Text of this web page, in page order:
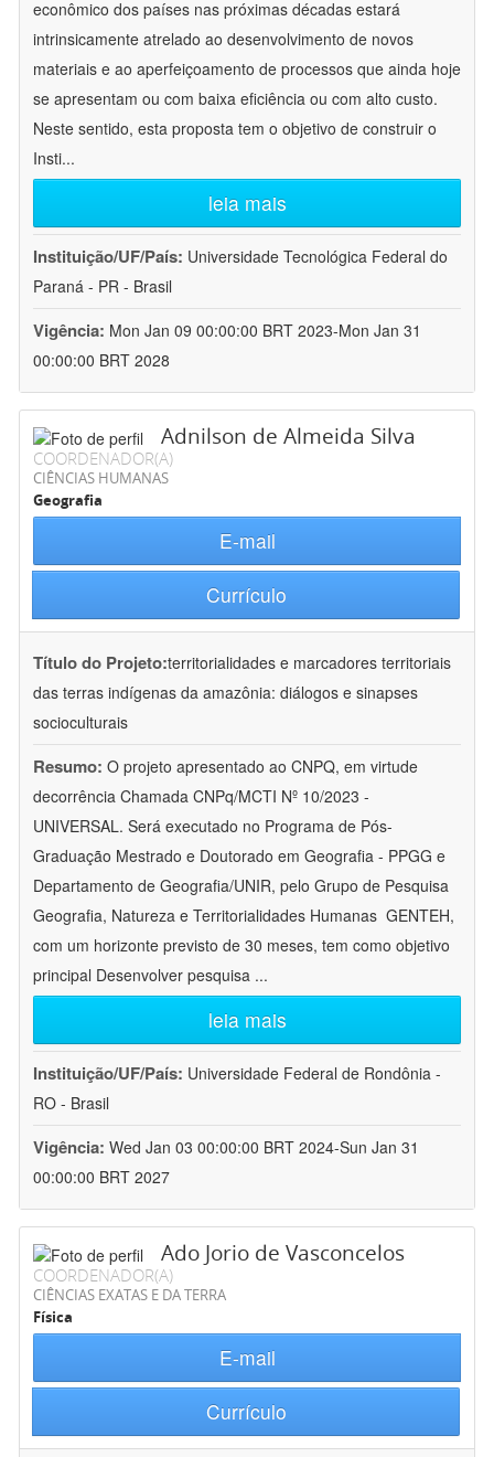
econômico dos países nas próximas décadas estará
intrinsicamente atrelado ao desenvolvimento de novos
materiais e ao aperfeiçoamento de processos que ainda hoje
se apresentam ou com baixa eficiência ou com alto custo.
Neste sentido, esta proposta tem o objetivo de construir o
Insti...
leia mais
Instituição/UF/País: Universidade Tecnológica Federal do
Paraná - PR - Brasil
Vigência: Mon Jan 09 00:00:00 BRT 2023-Mon Jan 31
00:00:00 BRT 2028
Adnilson de Almeida Silva
COORDENADOR(A)
CIÊNCIAS HUMANAS
Geografia
E-mail
Currículo
Título do Projeto:territorialidades e marcadores territoriais
das terras indígenas da amazônia: diálogos e sinapses
socioculturais
Resumo: O projeto apresentado ao CNPQ, em virtude
decorrência Chamada CNPq/MCTI Nº 10/2023 -
UNIVERSAL. Será executado no Programa de Pós-
Graduação Mestrado e Doutorado em Geografia - PPGG e
Departamento de Geografia/UNIR, pelo Grupo de Pesquisa
Geografia, Natureza e Territorialidades Humanas  GENTEH,
com um horizonte previsto de 30 meses, tem como objetivo
principal Desenvolver pesquisa ...
leia mais
Instituição/UF/País: Universidade Federal de Rondônia -
RO - Brasil
Vigência: Wed Jan 03 00:00:00 BRT 2024-Sun Jan 31
00:00:00 BRT 2027
Ado Jorio de Vasconcelos
COORDENADOR(A)
CIÊNCIAS EXATAS E DA TERRA
Física
E-mail
Currículo